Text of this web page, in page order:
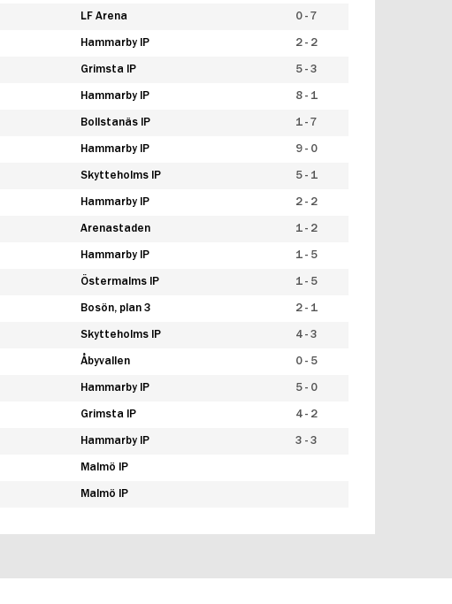
LF Arena 0 - 7
Hammarby IP 2 - 2
Grimsta IP 5 - 3
Hammarby IP 8 - 1
Bollstanäs IP 1 - 7
Hammarby IP 9 - 0
Skytteholms IP 5 - 1
Hammarby IP 2 - 2
Arenastaden 1 - 2
Hammarby IP 1 - 5
Östermalms IP 1 - 5
Bosön, plan 3 2 - 1
Skytteholms IP 4 - 3
Åbyvallen 0 - 5
Hammarby IP 5 - 0
Grimsta IP 4 - 2
Hammarby IP 3 - 3
Malmö IP
Malmö IP